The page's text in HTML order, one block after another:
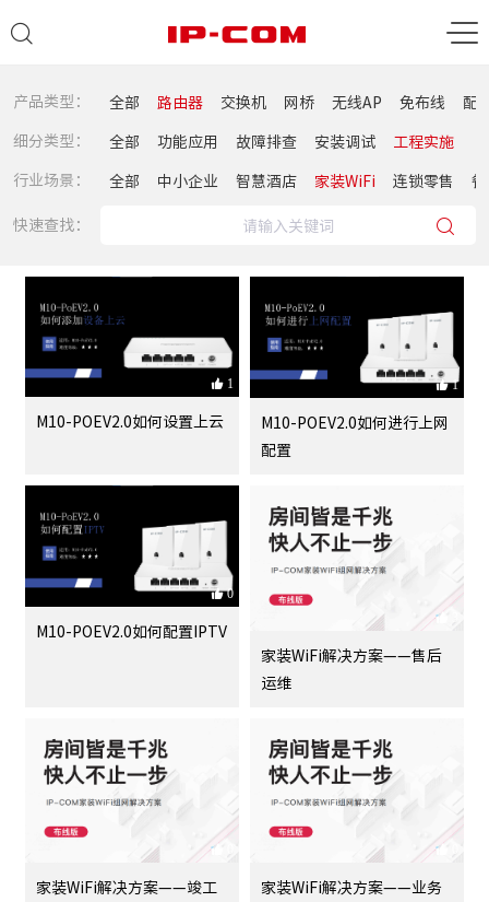
产品类型： 全部 路由器 交换机 网桥 无线AP 免布线
配
细分类型：
全部 功能应用 故障排查 安装调试
工程实施
行业场景：
全部 中小企业 智慧酒店 家装WiFi 连锁零售
快速查找：
M10-POEV2.0如何设置上云
1
M10-POEV2.0如何进行上网
配置
1
M10-POEV2.0如何配置IPTV
0
家装WiFi解决方案——售后
运维
家装WiFi解决方案——竣工
家装WiFi解决方案——业务